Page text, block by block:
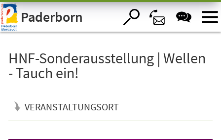
Visuelle
Assistenzsoftware
öffnen.Paderborn
HNF-Sonderausstellung | Wellen
- Tauch ein!
VERANSTALTUNGSORT